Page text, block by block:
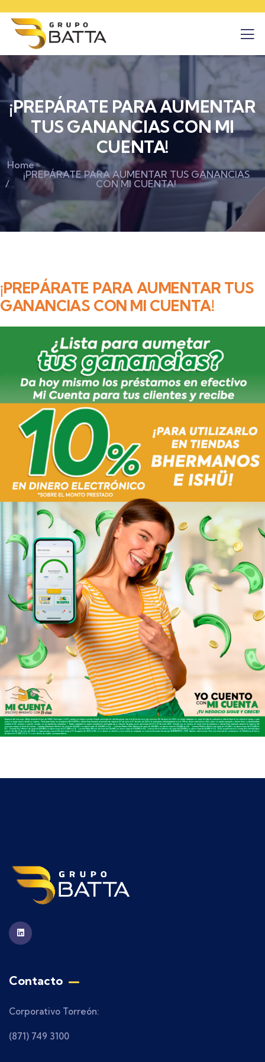
¡PREPÁRATE PARA AUMENTAR
TUS GANANCIAS CON MI
CUENTA!
Home
¡PREPÁRATE PARA AUMENTAR TUS GANANCIAS
CON MI CUENTA!
¡PREPÁRATE PARA AUMENTAR TUS
GANANCIAS CON MI CUENTA!
Contacto
Corporativo Torreón:
(871) 749 3100